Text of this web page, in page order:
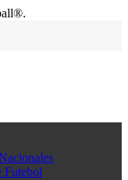
Futebol